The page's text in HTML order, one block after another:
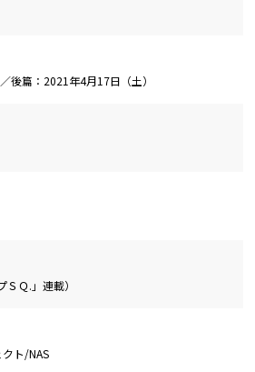
後篇：2021年4月17日（土）
Ｑ.」連載）
ト/NAS